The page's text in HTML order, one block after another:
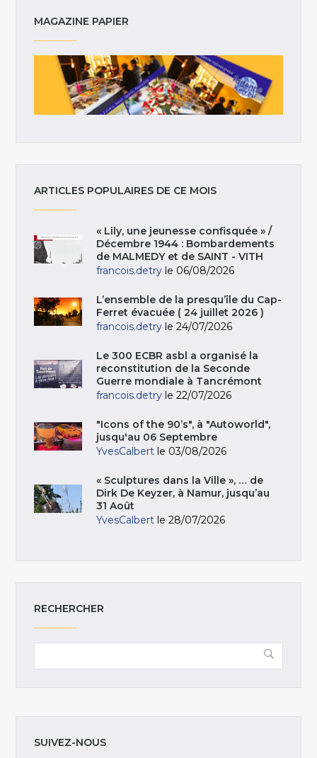
MAGAZINE PAPIER
ARTICLES POPULAIRES DE CE MOIS
« Lily, une jeunesse confisquée » /
Décembre 1944 : Bombardements
de MALMEDY et de SAINT - VITH
francois.detry le 06/08/2026
L’ensemble de la presqu’île du Cap-
Ferret évacuée ( 24 juillet 2026 )
francois.detry le 24/07/2026
Le 300 ECBR asbl a organisé la
reconstitution de la Seconde
Guerre mondiale à Tancrémont
francois.detry le 22/07/2026
"Icons of the 90’s", à "Autoworld",
jusqu'au 06 Septembre
YvesCalbert le 03/08/2026
« Sculptures dans la Ville », … de
Dirk De Keyzer, à Namur, jusqu’au
31 Août
YvesCalbert le 28/07/2026
RECHERCHER
SUIVEZ-NOUS